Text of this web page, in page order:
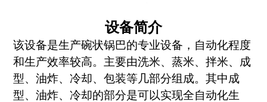
设备简介
该设备是生产碗状锅巴的专业设备，自动化程度
和生产效率较高。主要由洗米、蒸米、拌米、成
型、油炸、冷却、包装等几部分组成。其中成
型、油炸、冷却的部分是可以实现全自动化生